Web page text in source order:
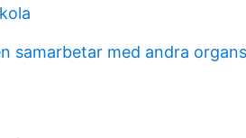
samarbetar med andra